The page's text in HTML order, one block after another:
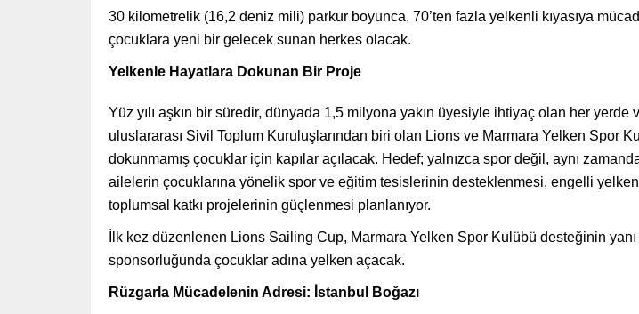
30 kilometrelik (16,2 deniz mili) parkur boyunca, 70’ten fazla yelkenli kıyasıya
çocuklara yeni bir gelecek sunan herkes olacak.
Yelkenle Hayatlara Dokunan Bir Proje
Yüz yılı aşkın bir süredir, dünyada 1,5 milyona yakın üyesiyle ihtiyaç olan her yerde
uluslararası Sivil Toplum Kuruluşlarından biri olan Lions ve Marmara Yelken Spor
dokunmamış çocuklar için kapılar açılacak. Hedef; yalnızca spor değil, aynı
ailelerin çocuklarına yönelik spor ve eğitim tesislerinin desteklenmesi, engelli
toplumsal katkı projelerinin güçlenmesi planlanıyor.
İlk kez düzenlenen Lions Sailing Cup, Marmara Yelken Spor Kulübü desteğinin
sponsorluğunda çocuklar adına yelken açacak.
Rüzgarla Mücadelenin Adresi: İstanbul Boğazı